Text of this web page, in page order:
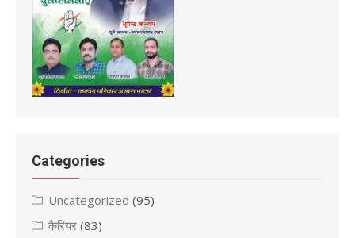
Categories
Uncategorized (95)
कैरियर (83)